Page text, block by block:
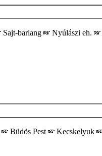
Sajt-barlang Nyúlászi eh.
Büdös Pest Kecskelyuk